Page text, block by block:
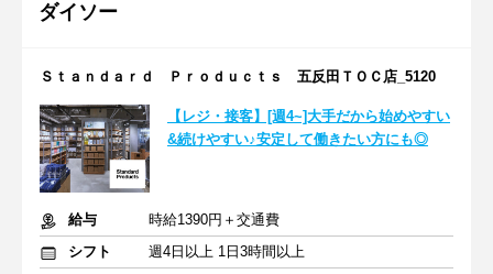
ダイソー
Ｓｔａｎｄａｒｄ Ｐｒｏｄｕｃｔｓ 五反田ＴＯＣ店_5120
【レジ・接客】[週4~]大手だから始めやすい
&続けやすい♪安定して働きたい方にも◎
給与
時給1390円＋交通費
シフト
週4日以上 1日3時間以上